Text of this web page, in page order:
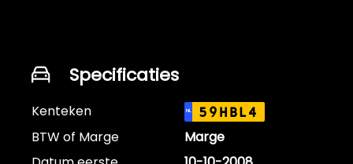
Specificaties
Kenteken NL 59HBL4
BTW of Marge
Marge